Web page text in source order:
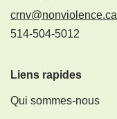
crnv@nonviolence.ca
514-504-5012
Liens rapides
Qui sommes-nous